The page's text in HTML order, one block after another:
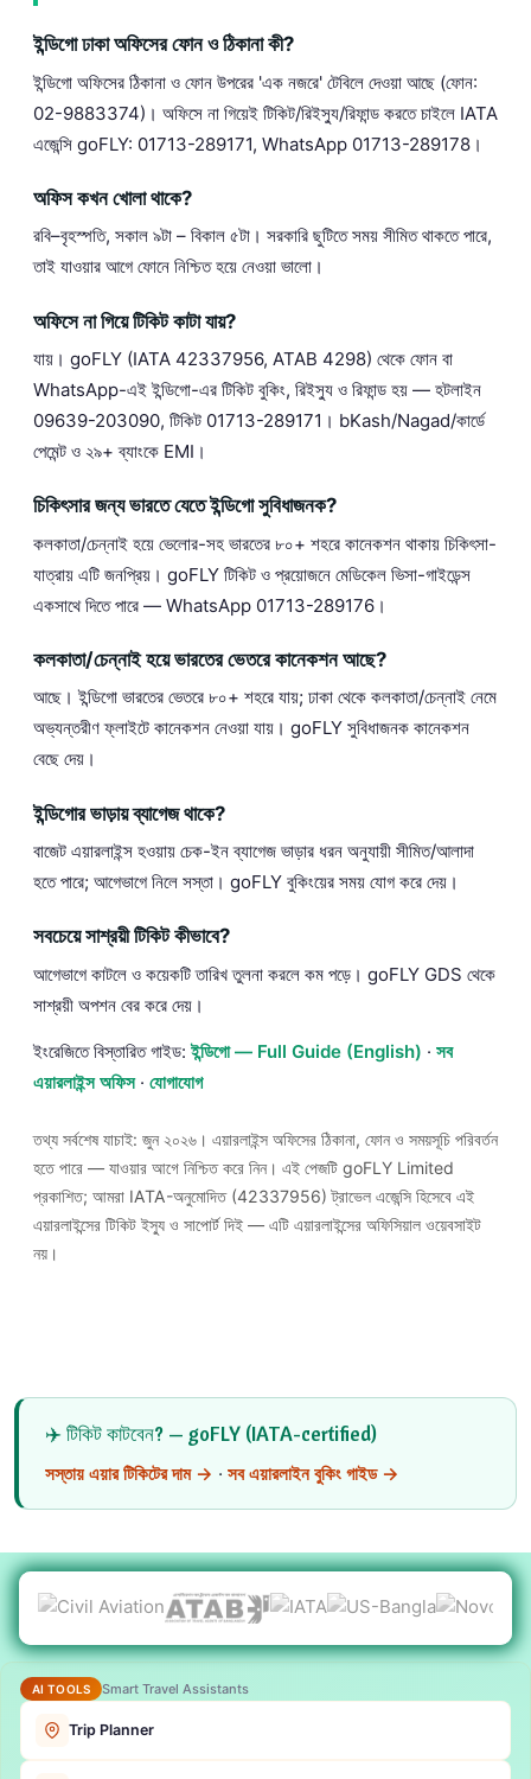
ইন্ডিগো ঢাকা অফিসের ফোন ও ঠিকানা কী?
ইন্ডিগো অফিসের ঠিকানা ও ফোন উপরের 'এক নজরে' টেবিলে দেওয়া আছে (ফোন:
02-9883374)। অফিসে না গিয়েই টিকিট/রিইস্যু/রিফান্ড করতে চাইলে IATA
এজেন্সি goFLY: 01713-289171, WhatsApp 01713-289178।
অফিস কখন খোলা থাকে?
রবি–বৃহস্পতি, সকাল ৯টা – বিকাল ৫টা। সরকারি ছুটিতে সময় সীমিত থাকতে পারে,
তাই যাওয়ার আগে ফোনে নিশ্চিত হয়ে নেওয়া ভালো।
অফিসে না গিয়ে টিকিট কাটা যায়?
যায়। goFLY (IATA 42337956, ATAB 4298) থেকে ফোন বা
WhatsApp-এই ইন্ডিগো-এর টিকিট বুকিং, রিইস্যু ও রিফান্ড হয় — হটলাইন
09639-203090, টিকিট 01713-289171। bKash/Nagad/কার্ডে
পেমেন্ট ও ২৯+ ব্যাংকে EMI।
চিকিৎসার জন্য ভারতে যেতে ইন্ডিগো সুবিধাজনক?
কলকাতা/চেন্নাই হয়ে ভেলোর-সহ ভারতের ৮০+ শহরে কানেকশন থাকায় চিকিৎসা-
যাত্রায় এটি জনপ্রিয়। goFLY টিকিট ও প্রয়োজনে মেডিকেল ভিসা-গাইডেন্স
একসাথে দিতে পারে — WhatsApp 01713-289176।
কলকাতা/চেন্নাই হয়ে ভারতের ভেতরে কানেকশন আছে?
আছে। ইন্ডিগো ভারতের ভেতরে ৮০+ শহরে যায়; ঢাকা থেকে কলকাতা/চেন্নাই নেমে
অভ্যন্তরীণ ফ্লাইটে কানেকশন নেওয়া যায়। goFLY সুবিধাজনক কানেকশন
বেছে দেয়।
ইন্ডিগোর ভাড়ায় ব্যাগেজ থাকে?
বাজেট এয়ারলাইন্স হওয়ায় চেক-ইন ব্যাগেজ ভাড়ার ধরন অনুযায়ী সীমিত/আলাদা
হতে পারে; আগেভাগে নিলে সস্তা। goFLY বুকিংয়ের সময় যোগ করে দেয়।
সবচেয়ে সাশ্রয়ী টিকিট কীভাবে?
আগেভাগে কাটলে ও কয়েকটি তারিখ তুলনা করলে কম পড়ে। goFLY GDS থেকে
সাশ্রয়ী অপশন বের করে দেয়।
ইংরেজিতে বিস্তারিত গাইড:ইন্ডিগো — Full Guide (English) · সব
এয়ারলাইন্স অফিস· যোগাযোগ
তথ্য সর্বশেষ যাচাই: জুন ২০২৬। এয়ারলাইন্স অফিসের ঠিকানা, ফোন ও সময়সূচি পরিবর্তন
হতে পারে — যাওয়ার আগে নিশ্চিত করে নিন। এই পেজটি goFLY Limited
প্রকাশিত; আমরা IATA-অনুমোদিত (42337956) ট্রাভেল এজেন্সি হিসেবে এই
এয়ারলাইন্সের টিকিট ইস্যু ও সাপোর্ট দিই — এটি এয়ারলাইন্সের অফিসিয়াল ওয়েবসাইট
নয়।
✈️ টিকিট কাটবেন? — goFLY (IATA-certified)
সস্তায় এয়ার টিকিটের দাম → · সব এয়ারলাইন বুকিং গাইড →
AI TOOLS Smart Travel Assistants
Trip Planner